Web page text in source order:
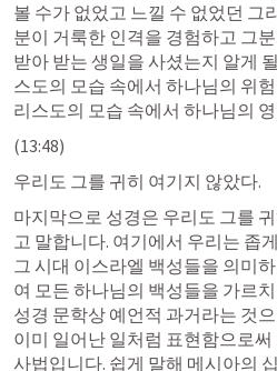
볼 수가 없었고 느낄 수 없었던 그
분이 거룩한 인격을 경험하고 그
받아 받는 생일을 사셨는지 알게
스도의 모습 속에서 하나님의 위
리스도의 모습 속에서 하나님의
(13:48)
우리도 그를 귀히 여기지 않았다.
마지막으로 성경은 우리도 그를
고 말합니다. 여기에서 우리는 좁
그 시대 이스라엘 백성들을 의미
여 모든 하나님의 백성들을 가르
성경 문학상 예언적 과거라는 것
이미 일어난 일처럼 표현함으로
사법입니다. 쉽게 말해 메시아의